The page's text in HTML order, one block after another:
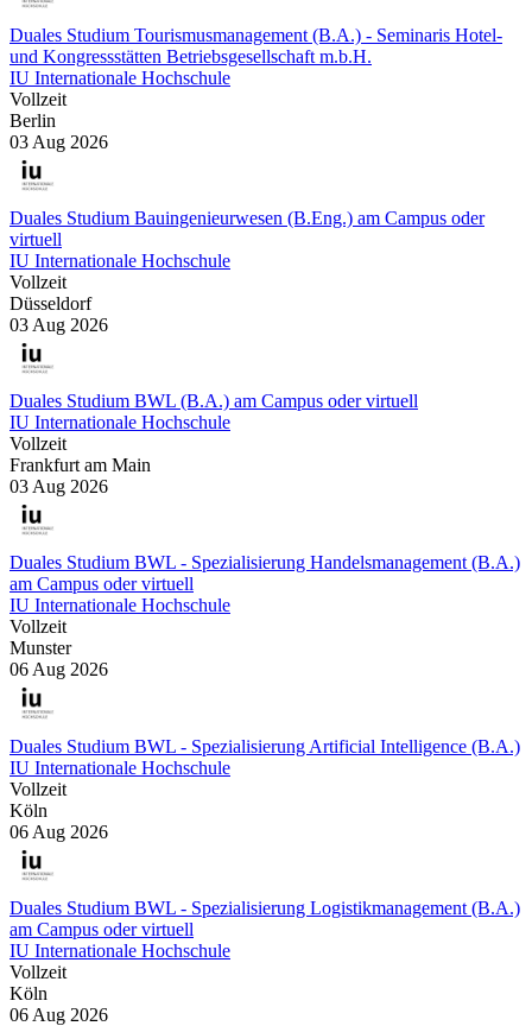
Duales Studium Tourismusmanagement (B.A.) - Seminaris Hotel-
und Kongressstätten Betriebsgesellschaft m.b.H.
IU Internationale Hochschule
Vollzeit
Berlin
03 Aug 2026
Duales Studium Bauingenieurwesen (B.Eng.) am Campus oder
virtuell
IU Internationale Hochschule
Vollzeit
Düsseldorf
03 Aug 2026
Duales Studium BWL (B.A.) am Campus oder virtuell
IU Internationale Hochschule
Vollzeit
Frankfurt am Main
03 Aug 2026
Duales Studium BWL - Spezialisierung Handelsmanagement (B.A.)
am Campus oder virtuell
IU Internationale Hochschule
Vollzeit
Munster
06 Aug 2026
Duales Studium BWL - Spezialisierung Artificial Intelligence (B.A.)
IU Internationale Hochschule
Vollzeit
Köln
06 Aug 2026
Duales Studium BWL - Spezialisierung Logistikmanagement (B.A.)
am Campus oder virtuell
IU Internationale Hochschule
Vollzeit
Köln
06 Aug 2026